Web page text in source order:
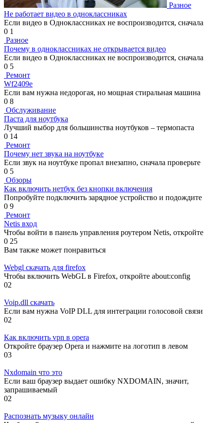
Разное
Не работает видео в одноклассниках
Если видео в Одноклассниках не воспроизводится, сначала
0 1
Разное
Почему в одноклассниках не открывается видео
Если видео в Одноклассниках не воспроизводится, сначала
0 5
Ремонт
Wf2409e
Если вам нужна недорогая, но мощная стиральная машина
0 8
Обслуживание
Паста для ноутбука
Лучший выбор для большинства ноутбуков – термопаста
0 14
Ремонт
Почему нет звука на ноутбуке
Если звук на ноутбуке пропал внезапно, сначала проверьте
0 5
Обзоры
Как включить нетбук без кнопки включения
Попробуйте подключить зарядное устройство и подождите
0 9
Ремонт
Netis вход
Чтобы войти в панель управления роутером Netis, откройте
0 25
Вам также может понравиться
Webgl скачать для firefox
Чтобы включить WebGL в Firefox, откройте about:config
02
Voip.dll скачать
Если вам нужна VoIP DLL для интеграции голосовой связи
02
Как включить vpn в opera
Откройте браузер Opera и нажмите на логотип в левом
03
Nxdomain что это
Если ваш браузер выдает ошибку NXDOMAIN, значит,
запрашиваемый
02
Распознать музыку онлайн